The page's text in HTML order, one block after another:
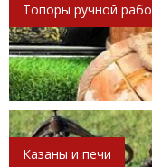
Топоры ручной
Казаны и печи